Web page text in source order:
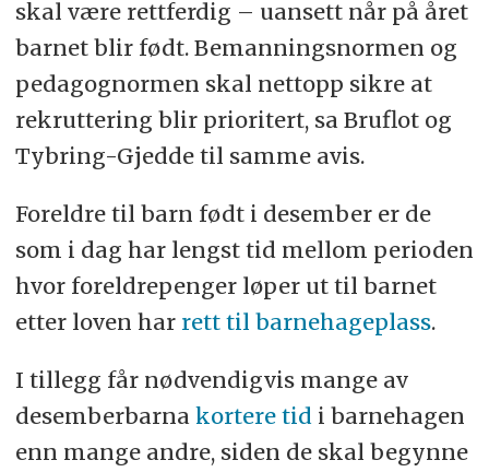
skal være rettferdig – uansett når på året
barnet blir født. Bemanningsnormen og
pedagognormen skal nettopp sikre at
rekruttering blir prioritert, sa Bruflot og
Tybring-Gjedde til samme avis.
Foreldre til barn født i desember er de
som i dag har lengst tid mellom perioden
hvor foreldrepenger løper ut til barnet
etter loven har rett til barnehageplass.
I tillegg får nødvendigvis mange av
desemberbarna kortere tid i barnehagen
enn mange andre, siden de skal begynne